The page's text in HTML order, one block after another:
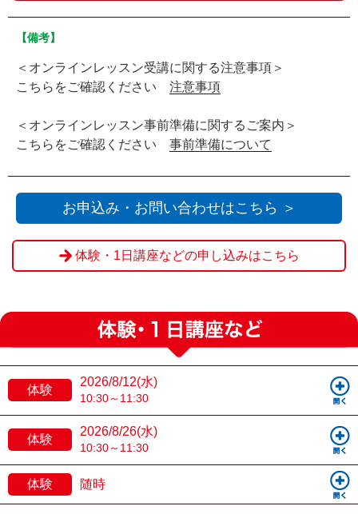
【備考】
＜オンラインレッスン受講に関する注意事項＞
こちらをご確認ください 注意事項
＜オンラインレッスン事前準備に関するご案内＞
こちらをご確認ください 事前準備について
お申込み・お問い合わせはこちら ＞
体験・1日講座などの申し込みはこちら
体験
2026/8/12(水)
10:30～11:30
体験
2026/8/26(水)
10:30～11:30
体験 随時